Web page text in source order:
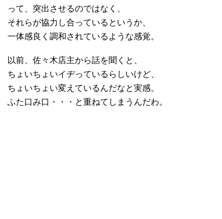
って、突出させるのではなく、
それらが協力し合っているというか、
一体感良く調和されているような感覚。
以前、佐々木店主から話を聞くと、
ちょいちょいイヂっているらしいけど、
ちょいちょい変えているんだなと実感。
ふた口み口・・・と重ねてしまうんだわ。